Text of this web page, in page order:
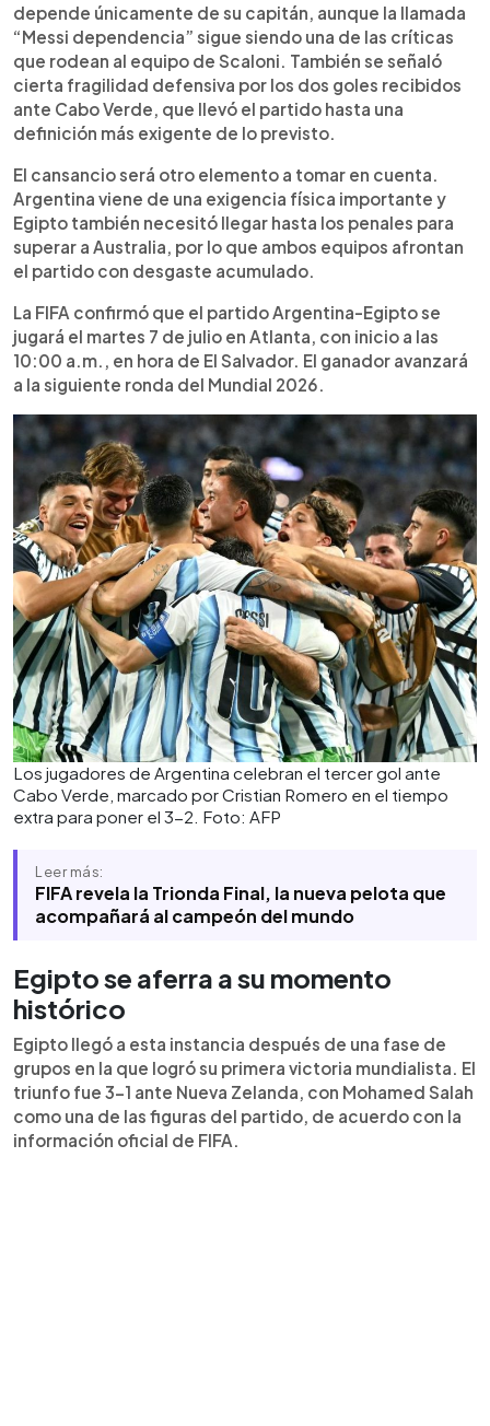
depende únicamente de su capitán, aunque la llamada
“Messi dependencia” sigue siendo una de las críticas
que rodean al equipo de Scaloni. También se señaló
cierta fragilidad defensiva por los dos goles recibidos
ante Cabo Verde, que llevó el partido hasta una
definición más exigente de lo previsto.
El cansancio será otro elemento a tomar en cuenta.
Argentina viene de una exigencia física importante y
Egipto también necesitó llegar hasta los penales para
superar a Australia, por lo que ambos equipos afrontan
el partido con desgaste acumulado.
La FIFA confirmó que el partido Argentina-Egipto se
jugará el martes 7 de julio en Atlanta, con inicio a las
10:00 a.m., en hora de El Salvador. El ganador avanzará
a la siguiente ronda del Mundial 2026.
Los jugadores de Argentina celebran el tercer gol ante
Cabo Verde, marcado por Cristian Romero en el tiempo
extra para poner el 3-2. Foto: AFP
Leer más:
FIFA revela la Trionda Final, la nueva pelota que
acompañará al campeón del mundo
Egipto se aferra a su momento
histórico
Egipto llegó a esta instancia después de una fase de
grupos en la que logró su primera victoria mundialista. El
triunfo fue 3-1 ante Nueva Zelanda, con Mohamed Salah
como una de las figuras del partido, de acuerdo con la
información oficial de FIFA.